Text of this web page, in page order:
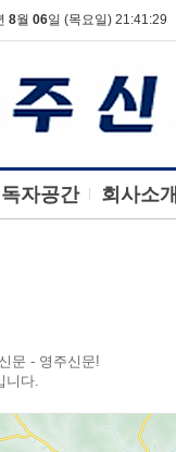
8월 06일 (목요일) 21:41:30
독자공간 회사소개
문 - 영주신문!
니다.